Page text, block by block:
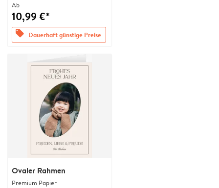
Ab
10,99 €*
offers Dauerhaft günstige Preise
Ovaler Rahmen
Premium Papier